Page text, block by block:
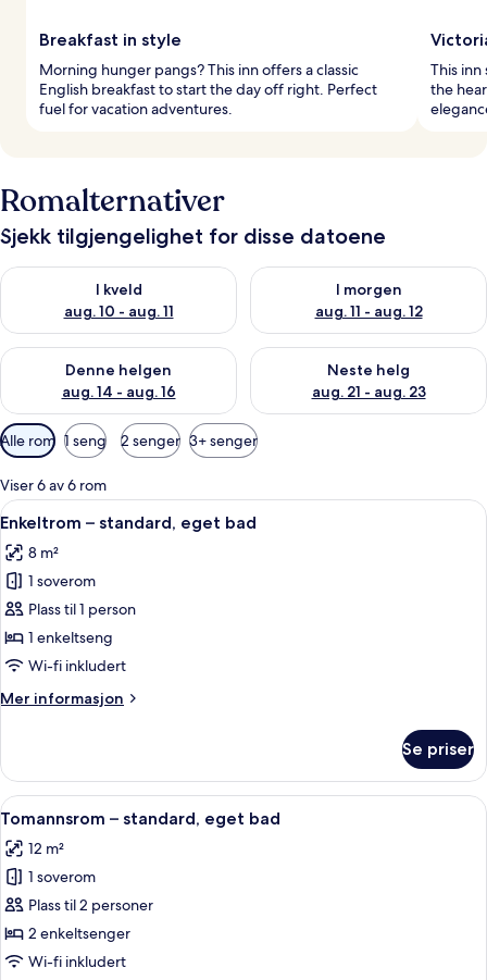
Breakfast in style
Morning hunger pangs? This inn offers a classic
English breakfast to start the day off right. Perfect
fuel for vacation adventures.
This
the
Romalternativer
Sjekk tilgjengelighet for disse datoene
I kveld
aug. 10 - aug. 11
Sjekk tilgjengelighet for i kveld, aug. 10 - aug. 11
I morgen
aug. 11 - aug. 12
Sjekk tilgjengelighet for i
Denne helgen
aug. 14 - aug. 16
Sjekk tilgjengelighet for denne helgen, aug. 14 - aug. 16
Neste helg
aug. 21 - aug. 23
Sjekk tilgjengelighet for
Tilgjengelige
filtre
for
rom
Alle rom 1 seng 2 senger 3+ senger
Viser 6 av 6 rom
Åpne
alle
bildene
av
Enkeltrom
–
standard,
bad
Enkeltrom – standard, eget bad |
13
Enkeltrom – standard, eget bad
8 m²
1 soverom
Plass til 1 person
1 enkeltseng
Wi-fi inkludert
Mer informasjon
Mer
–
standard,
eget
Se priser
Åpne
alle
bildene
av
Tomannsrom
–
standard,
Tomannsrom – standard, eget bad
10
Tomannsrom – standard, eget bad
12 m²
1 soverom
Plass til 2 personer
2 enkeltsenger
Wi-fi inkludert